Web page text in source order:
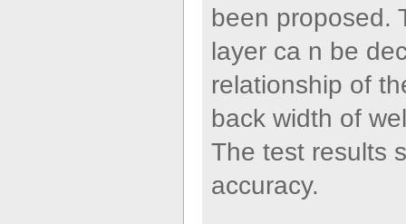
been proposed.
layer ca n be
relationship of
back width of
The test results
accuracy.